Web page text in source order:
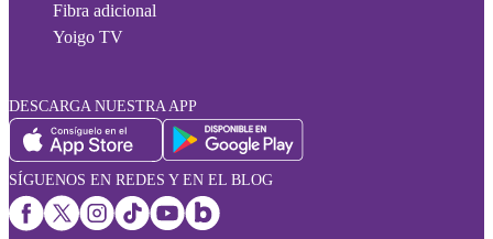
Fibra adicional
Yoigo TV
DESCARGA NUESTRA APP
SÍGUENOS EN REDES Y EN EL BLOG